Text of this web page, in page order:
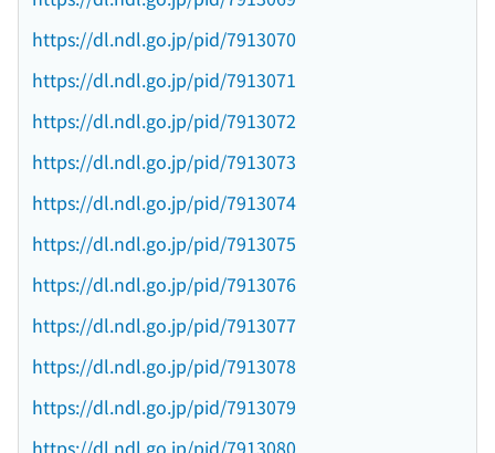
https://dl.ndl.go.jp/pid/7913070
https://dl.ndl.go.jp/pid/7913071
https://dl.ndl.go.jp/pid/7913072
https://dl.ndl.go.jp/pid/7913073
https://dl.ndl.go.jp/pid/7913074
https://dl.ndl.go.jp/pid/7913075
https://dl.ndl.go.jp/pid/7913076
https://dl.ndl.go.jp/pid/7913077
https://dl.ndl.go.jp/pid/7913078
https://dl.ndl.go.jp/pid/7913079
https://dl.ndl.go.jp/pid/7913080